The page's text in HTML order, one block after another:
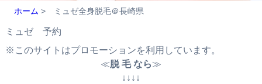
ホーム > ミュゼ全身脱毛＠長崎県
ミュゼ 予約
※このサイトはプロモーションを利用しています。
≪脱 毛 なら≫
↓↓↓↓